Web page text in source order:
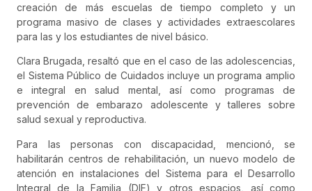
creación de más escuelas de tiempo completo y un
programa masivo de clases y actividades extraescolares
para las y los estudiantes de nivel básico.
Clara Brugada, resaltó que en el caso de las adolescencias,
el Sistema Público de Cuidados incluye un programa amplio
e integral en salud mental, así como programas de
prevención de embarazo adolescente y talleres sobre
salud sexual y reproductiva.
Para las personas con discapacidad, mencionó, se
habilitarán centros de rehabilitación, un nuevo modelo de
atención en instalaciones del Sistema para el Desarrollo
Integral de la Familia (DIF) y otros espacios, así como